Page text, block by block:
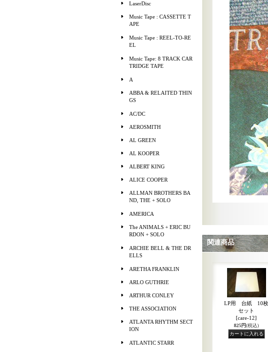
LaserDisc
Music Tape : CASSETTE T
APE
Music Tape : REEL-TO-RE
EL
Music Tape: 8 TRACK CAR
TRIDGE TAPE
A
ABBA & RELAITED THIN
GS
AC/DC
AEROSMITH
AL GREEN
AL KOOPER
ALBERT KING
ALICE COOPER
ALLMAN BROTHERS BA
ND, THE + SOLO
AMERICA
The ANIMALS + ERIC BU
RDON + SOLO
ARCHIE BELL & THE DR
ELLS
ARETHA FRANKLIN
ARLO GUTHRIE
ARTHUR CONLEY
THE ASSOCIATION
ATLANTA RHYTHM SECT
ION
ATLANTIC STARR
関連商品
LP用 台紙 10枚
セット
[care-12]
825円(税込)